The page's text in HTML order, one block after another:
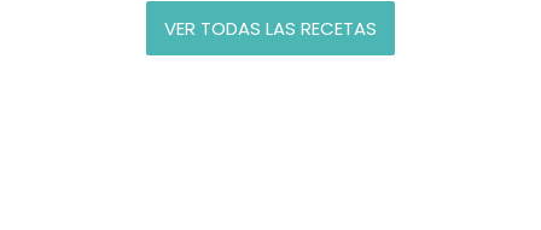
VER TODAS LAS RECETAS